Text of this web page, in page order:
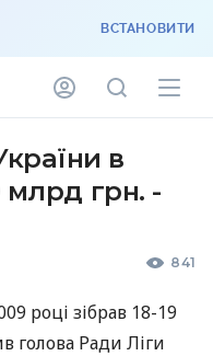
ВСТАНОВИТИ
в
млрд грн. -
841
році зібрав 18-19
голова Ради Ліги